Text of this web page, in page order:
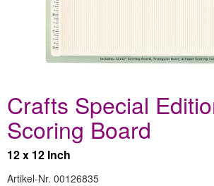
Crafts Special
Scoring Board
12 x 12 Inch
Artikel-Nr. 00126835